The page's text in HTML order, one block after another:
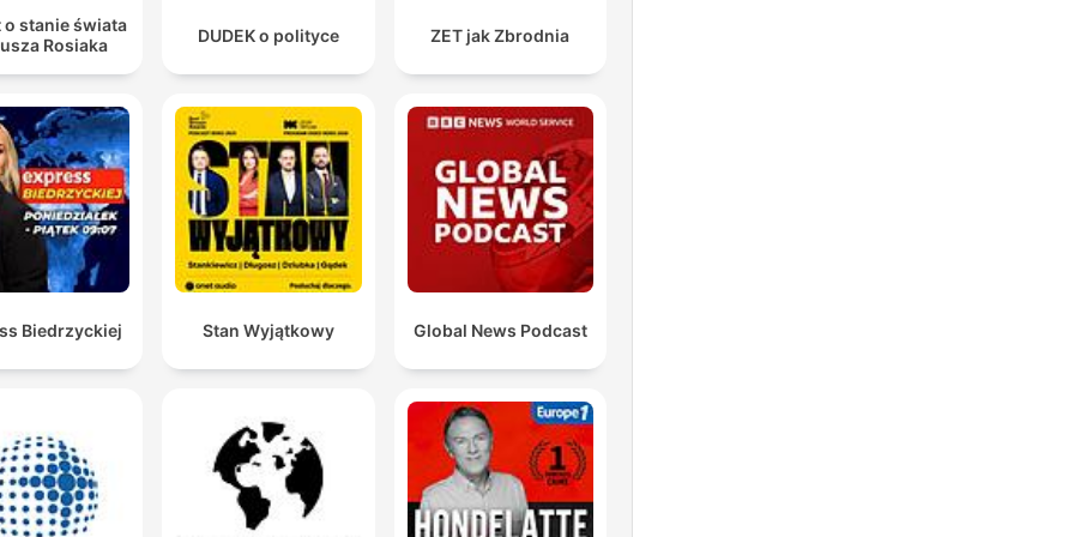
o stanie świata
Rosiaka
DUDEK o polityce ZET jak Zbrodnia
Biedrzyckiej Stan Wyjątkowy Global News Podcast